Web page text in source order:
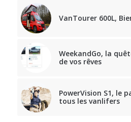
VanTourer 600L,
WeekandGo, la
de vos rêves
PowerVision S1, le
tous les vanlifers